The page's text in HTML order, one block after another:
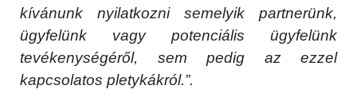
kívánunk nyilatkozni semelyik partnerünk,
ügyfelünk vagy potenciális ügyfelünk
tevékenységéről, sem pedig az ezzel
kapcsolatos pletykákról.”.